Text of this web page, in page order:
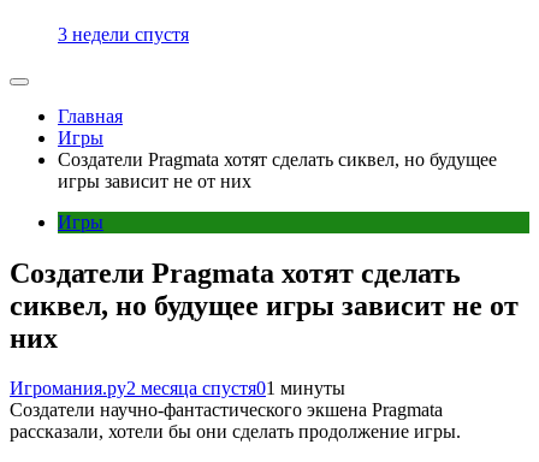
3 недели спустя
Главная
Игры
Создатели Pragmata хотят сделать сиквел, но будущее
игры зависит не от них
Игры
Создатели Pragmata хотят сделать
сиквел, но будущее игры зависит не от
них
Игромания.ру2 месяца спустя01 минуты
Создатели научно-фантастического экшена Pragmata
рассказали, хотели бы они сделать продолжение игры.